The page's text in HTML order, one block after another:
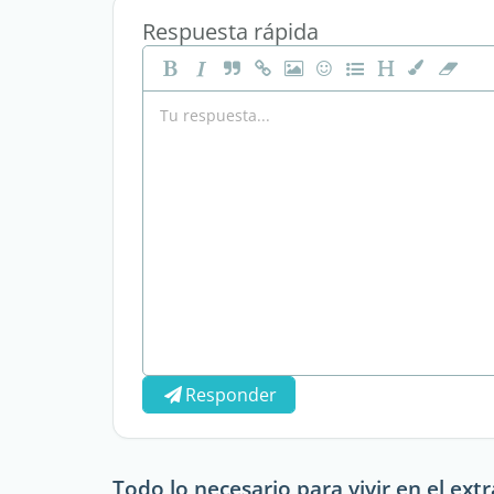
Respuesta rápida
Responder
Todo lo necesario para vivir en el